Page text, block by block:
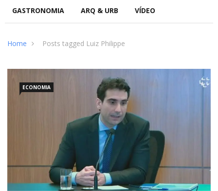
GASTRONOMIA ARQ & URB VÍDEO
Home Posts tagged Luiz Philippe
ECONOMIA